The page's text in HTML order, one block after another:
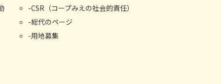
CSR（コープみえの社会的責任）
総代のページ
用地募集